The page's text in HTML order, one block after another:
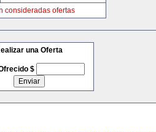
consideradas ofertas
una Oferta
$